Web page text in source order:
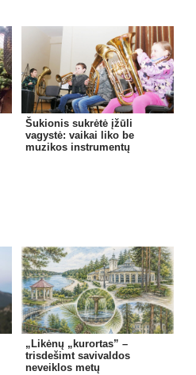
Šukionis sukrėtė įžūli
vagystė: vaikai liko be
muzikos instrumentų
„Likėnų „kurortas” –
trisdešimt savivaldos
neveiklos metų